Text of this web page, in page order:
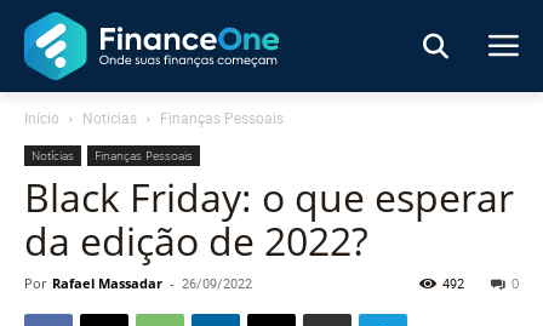
Início Notícias Finanças Pessoais
Notícias Finanças Pessoais
Black Friday: o que esperar
da edição de 2022?
Por Rafael Massadar - 26/09/2022 0
492